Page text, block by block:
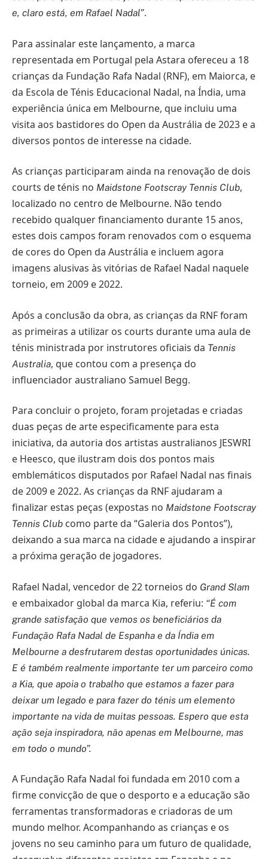
e, claro está, em Rafael Nadal”.
Para assinalar este lançamento, a marca
representada em Portugal pela Astara ofereceu a 18
crianças da Fundação Rafa Nadal (RNF), em Maiorca, e
da Escola de Ténis Educacional Nadal, na Índia, uma
experiência única em Melbourne, que incluiu uma
visita aos bastidores do Open da Austrália de 2023 e a
diversos pontos de interesse na cidade.
As crianças participaram ainda na renovação de dois
courts de ténis no Maidstone Footscray Tennis Club,
localizado no centro de Melbourne. Não tendo
recebido qualquer financiamento durante 15 anos,
estes dois campos foram renovados com o esquema
de cores do Open da Austrália e incluem agora
imagens alusivas às vitórias de Rafael Nadal naquele
torneio, em 2009 e 2022.
Após a conclusão da obra, as crianças da RNF foram
as primeiras a utilizar os courts durante uma aula de
ténis ministrada por instrutores oficiais da Tennis
Australia, que contou com a presença do
influenciador australiano Samuel Begg.
Para concluir o projeto, foram projetadas e criadas
duas peças de arte especificamente para esta
iniciativa, da autoria dos artistas australianos JESWRI
e Heesco, que ilustram dois dos pontos mais
emblemáticos disputados por Rafael Nadal nas finais
de 2009 e 2022. As crianças da RNF ajudaram a
finalizar estas peças (expostas no Maidstone Footscray
Tennis Club como parte da “Galeria dos Pontos”),
deixando a sua marca na cidade e ajudando a inspirar
a próxima geração de jogadores.
Rafael Nadal, vencedor de 22 torneios do Grand Slam
e embaixador global da marca Kia, referiu: “É com
grande satisfação que vemos os beneficiários da
Fundação Rafa Nadal de Espanha e da Índia em
Melbourne a desfrutarem destas oportunidades únicas.
E é também realmente importante ter um parceiro como
a Kia, que apoia o trabalho que estamos a fazer para
deixar um legado e para fazer do ténis um elemento
importante na vida de muitas pessoas. Espero que esta
ação seja inspiradora, não apenas em Melbourne, mas
em todo o mundo”.
A Fundação Rafa Nadal foi fundada em 2010 com a
firme convicção de que o desporto e a educação são
ferramentas transformadoras e criadoras de um
mundo melhor. Acompanhando as crianças e os
jovens no seu caminho para um futuro de qualidade,